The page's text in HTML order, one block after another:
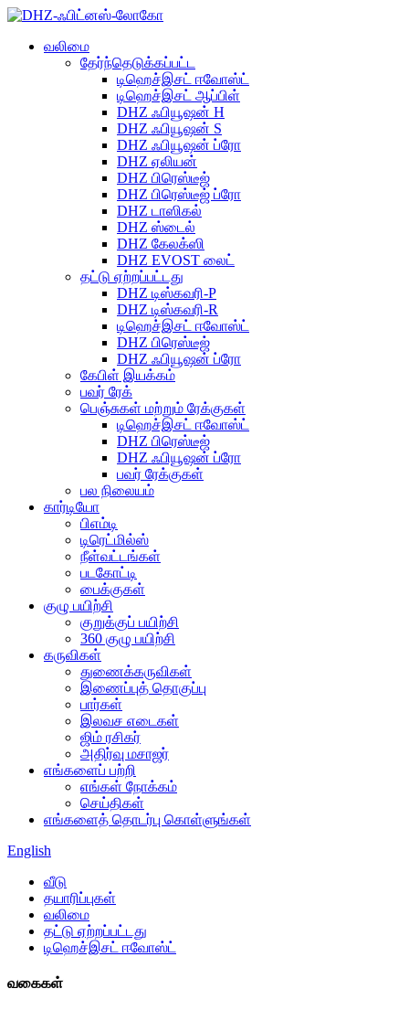
வலிமை
தேர்ந்தெடுக்கப்பட்ட
டிஹெச்இசட் ஈவோஸ்ட்
டிஹெச்இசட் ஆப்பிள்
DHZ ஃபியூஷன் H
DHZ ஃபியூஷன் S
DHZ ஃபியூஷன் ப்ரோ
DHZ ஏலியன்
DHZ பிரெஸ்டீஜ்
DHZ பிரெஸ்டீஜ் ப்ரோ
DHZ டாஸிகல்
DHZ ஸ்டைல்
DHZ கேலக்ஸி
DHZ EVOST லைட்
தட்டு ஏற்றப்பட்டது
DHZ டிஸ்கவரி-P
DHZ டிஸ்கவரி-R
டிஹெச்இசட் ஈவோஸ்ட்
DHZ பிரெஸ்டீஜ்
DHZ ஃபியூஷன் ப்ரோ
கேபிள் இயக்கம்
பவர் ரேக்
பெஞ்சுகள் மற்றும் ரேக்குகள்
டிஹெச்இசட் ஈவோஸ்ட்
DHZ பிரெஸ்டீஜ்
DHZ ஃபியூஷன் ப்ரோ
பவர் ரேக்குகள்
பல நிலையம்
கார்டியோ
பிஎம்டி
டிரெட்மில்ஸ்
நீள்வட்டங்கள்
படகோட்டி
பைக்குகள்
குழு பயிற்சி
குறுக்குப் பயிற்சி
360 குழு பயிற்சி
கருவிகள்
துணைக்கருவிகள்
இணைப்புத் தொகுப்பு
பார்கள்
இலவச எடைகள்
ஜிம் ரசிகர்
அதிர்வு மசாஜர்
எங்களைப் பற்றி
எங்கள் நோக்கம்
செய்திகள்
எங்களைத் தொடர்பு கொள்ளுங்கள்
English
வீடு
தயாரிப்புகள்
வலிமை
தட்டு ஏற்றப்பட்டது
டிஹெச்இசட் ஈவோஸ்ட்
வகைகள்